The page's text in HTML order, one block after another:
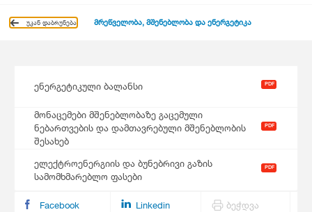
უკან დაბრუნება მრეწველობა, მშენებლობა და ენერგეტიკა
ენერგეტიკული ბალანსი PDF
მონაცემები მშენებლობაზე გაცემული
ნებართვების და დამთავრებული მშენებლობის
შესახებ
PDF
ელექტროენერგიის და ბუნებრივი გაზის
სამომხმარებლო ფასები
PDF
Facebook Linkedin ბეჭდვა